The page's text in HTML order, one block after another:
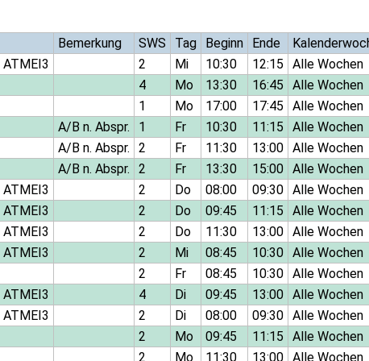
Bemerkung SWS Tag Beginn Ende
ATMEI3 2 Mi 10:30 12:15
Alle Wochen
4 Mo 13:30 16:45
Alle Wochen
1 Mo 17:00 17:45
Alle Wochen
A/B n. Abspr. 1 Fr 10:30 11:15
Alle Wochen
A/B n. Abspr. 2 Fr 11:30 13:00 Alle Wochen
A/B n. Abspr. 2 Fr 13:30 15:00 Alle Wochen
ATMEI3 2 Do 08:00 09:30 Alle Wochen
ATMEI3 2 Do 09:45 11:15
Alle Wochen
ATMEI3 2 Do 11:30 13:00 Alle Wochen
ATMEI3 2 Mi 08:45 10:30 Alle Wochen
2 Fr 08:45 10:30 Alle Wochen
ATMEI3 4 Di 09:45 13:00 Alle Wochen
ATMEI3 2 Di 08:00 09:30 Alle Wochen
2 Mo 09:45 11:15
Alle Wochen
2 Mo 11:30 13:00 Alle Wochen